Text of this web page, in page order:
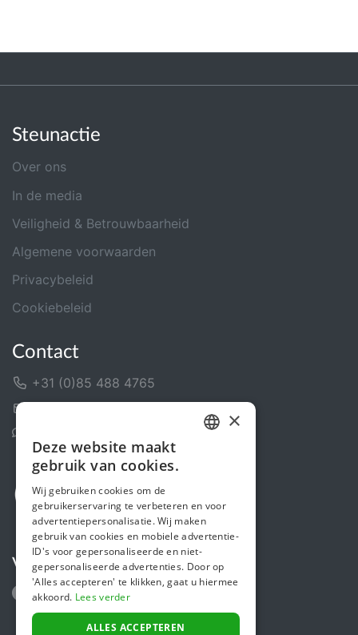
Steunactie
Over ons
In de media
Veiligheid & Betrouwbaarheid
Algemene voorwaarden
Privacybeleid
Cookiebeleid
Contact
+31 (0)85 488 4765
Volg ons
ENGLISH
×
Deze website maakt
gebruik van cookies.
Wij gebruiken cookies om de
gebruikerservaring te verbeteren en voor
advertentiepersonalisatie. Wij maken
gebruik van cookies en mobiele advertentie-
ID's voor gepersonaliseerde en niet-
gepersonaliseerde advertenties. Door op
'Alles accepteren' te klikken, gaat u hiermee
akkoord. Lees verder
ALLES ACCEPTEREN